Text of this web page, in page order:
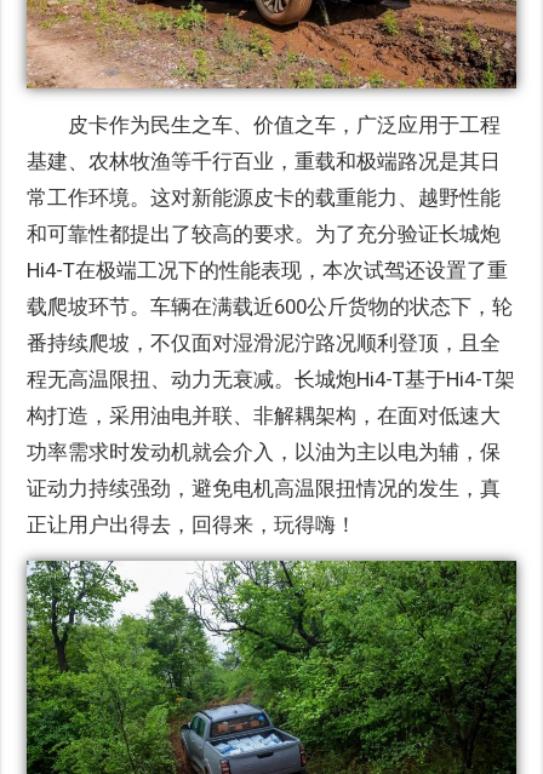
皮卡作为民生之车、价值之车，广泛应用于工程
基建、农林牧渔等千行百业，重载和极端路况是其日
常工作环境。这对新能源皮卡的载重能力、越野性能
和可靠性都提出了较高的要求。为了充分验证长城炮
Hi4-T在极端工况下的性能表现，本次试驾还设置了重
载爬坡环节。车辆在满载近600公斤货物的状态下，轮
番持续爬坡，不仅面对湿滑泥泞路况顺利登顶，且全
程无高温限扭、动力无衰减。长城炮Hi4-T基于Hi4-T架
构打造，采用油电并联、非解耦架构，在面对低速大
功率需求时发动机就会介入，以油为主以电为辅，保
证动力持续强劲，避免电机高温限扭情况的发生，真
正让用户出得去，回得来，玩得嗨！